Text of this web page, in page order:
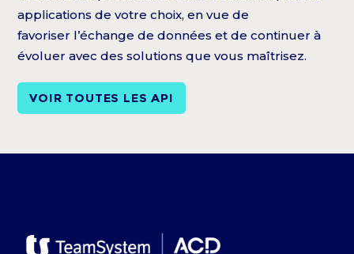
applications de votre choix, en vue de
favoriser l’échange de données et de continuer à
évoluer avec des solutions que vous maîtrisez.
VOIR TOUTES LES API